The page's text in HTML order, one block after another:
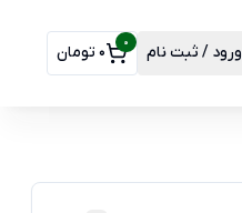
ورود / ثبت نام 0 0 تومان